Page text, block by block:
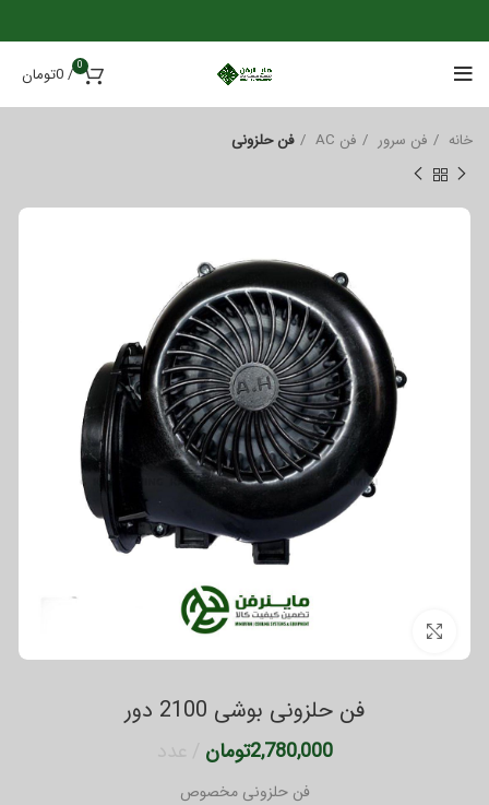
0
/
0تومان
خانه فن سرور فن AC فن حلزونی
برای بزرگنمایی کلیک کنید
فن حلزونی بوشی 2100 دور
2,780,000تومان
فن حلزونی مخصوص